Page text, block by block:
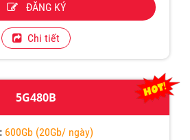
ĐĂNG KÝ
Chi tiết
5G480B
600Gb (20Gb/ ngày)